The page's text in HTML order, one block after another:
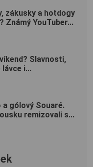
zákusky a hotdogy
Známý YouTuber...
Slavnosti,
lávce i...
a gólový Souaré.
remizovali s...